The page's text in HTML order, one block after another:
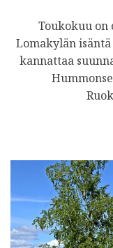
Toukokuu on
Lomakylän
kannattaa